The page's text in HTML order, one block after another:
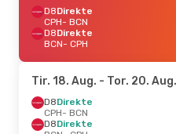
D8Direkte
CPH- BCN
D8Direkte
BCN- CPH
Tir. 18. Aug. - Tor. 20. Aug.
D8Direkte
CPH- BCN
D8Direkte